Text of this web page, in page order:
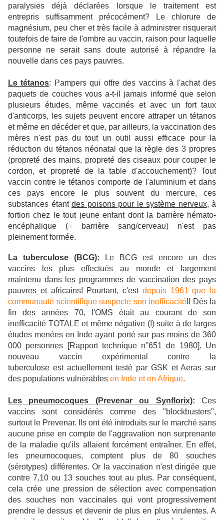
paralysies déjà déclarées lorsque le traitement est
entrepris suffisamment précocément? Le chlorure de
magnésium, peu cher et très facile à administrer risquerait
toutefois de faire de l'ombre au vaccin, raison pour laquelle
personne ne serait sans doute autorisé à répandre la
nouvelle dans ces pays pauvres.
Le tétanos: Pampers qui offre des vaccins à l'achat des
paquets de couches vous a-t-il jamais informé que selon
plusieurs études, même vaccinés et avec un fort taux
d'anticorps, les sujets peuvent encore attraper un tétanos
et même en décéder et que, par ailleurs, la vaccination des
mères n'est pas du tout un outil aussi efficace pour la
réduction du tétanos néonatal que la règle des 3 propres
(propreté des mains, propreté des ciseaux pour couper le
cordon, et propreté de la table d'accouchement)? Tout
vaccin contre le tétanos comporte de l'aluminium et dans
ces pays encore le plus souvent du mercure, ces
substances étant des poisons pour le système nerveux, à
fortiori chez le tout jeune enfant dont la barrière hémato-
encéphalique (= barrière sang/cerveau) n'est pas
pleinement formée.
La tuberculose (BCG): Le BCG est encore un des
vaccins les plus effectués au monde et largement
maintenu dans les programmes de vaccination des pays
pauvres et africains! Pourtant, c'est depuis 1961 que la
communauté scientifique suspecte son inefficacité!! Dès la
fin des années 70, l'OMS était au courant de son
inefficacité TOTALE et même négative (!) suite à de larges
études menées en Inde ayant porté sur pas moins de 360
000 personnes [Rapport technique n°651 de 1980]. Un
nouveau vaccin expérimental contre la
tuberculose est actuellement testé par GSK et Aeras sur
des populations vulnérables en Inde et en Afrique.
Les pneumocoques (Prevenar ou Synflorix):
Ces
vaccins sont considérés comme des "blockbusters",
surtout le Prevenar. Ils ont été introduits sur le marché sans
aucune prise en compte de l'aggravation non surprenante
de la maladie qu'ils allaient forcément entraîner. En effet,
les pneumocoques, comptent plus de 80 souches
(sérotypes) différentes. Or la vaccination n'est dirigée que
contre 7,10 ou 13 souches tout au plus. Par conséquent,
cela crée une pression de sélection avec compensation
des souches non vaccinales qui vont progressivement
prendre le dessus et devenir de plus en plus virulentes. A